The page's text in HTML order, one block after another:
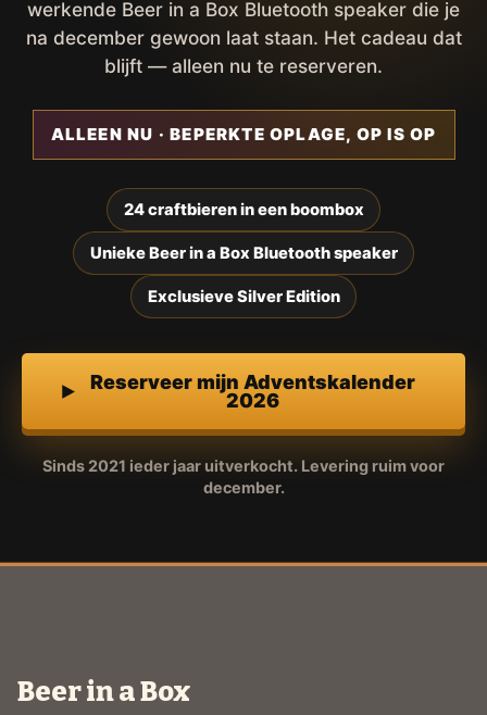
werkende Beer in a Box Bluetooth speaker die je
na december gewoon laat staan. Het cadeau dat
blijft — alleen nu te reserveren.
ALLEEN NU · BEPERKTE OPLAGE, OP IS OP
24 craftbieren in een boombox
Unieke Beer in a Box Bluetooth speaker
Exclusieve Silver Edition
Reserveer mijn Adventskalender
2026
Sinds 2021 ieder jaar uitverkocht. Levering ruim voor
december.
Beer in a Box